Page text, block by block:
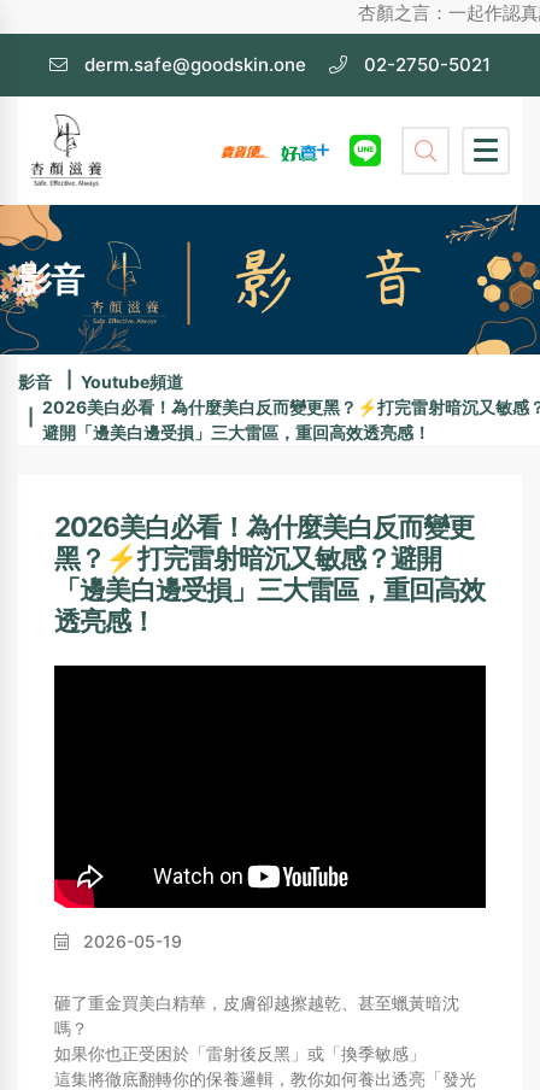
杏顏之言：一起作認
derm.safe@goodskin.one 02-2750-5021
影音
影音
Youtube頻道
2026美白必看！為什麼美白反而變更黑？⚡打完雷射暗沉又敏感
避開「邊美白邊受損」三大雷區，重回高效透亮感！
2026美白必看！為什麼美白反而變更
黑？⚡打完雷射暗沉又敏感？避開
「邊美白邊受損」三大雷區，重回高效
透亮感！
2026-05-19
砸了重金買美白精華，皮膚卻越擦越乾、甚至蠟黃暗沈
嗎？
如果你也正受困於「雷射後反黑」或「換季敏感」
這集將徹底翻轉你的保養邏輯，教你如何養出透亮「發光